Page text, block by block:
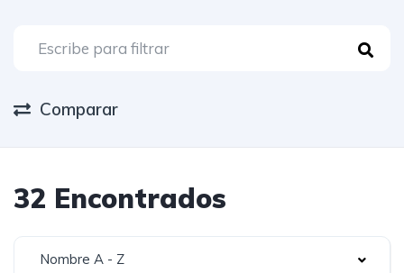
Comparar
32 Encontrados
Nombre A - Z